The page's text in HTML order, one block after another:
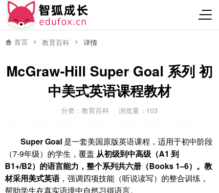
首页 教育百科 详情
McGraw-Hill Super Goal 系列 初
中美式英语课程教材
分类： 教育百科 浏览量：103
Super Goal 是一套美国原版英语课程，适用于初中阶段
（7-9年级）的学生，覆盖 从初级到中高级（A1 到
B1+/B2） 的语言能力，整个系列共六册（Books 1–6）。教
材采用美式英语，强调四项技能（听说读写）的整合训练，
帮助学生在真实语境中自然习得语言。